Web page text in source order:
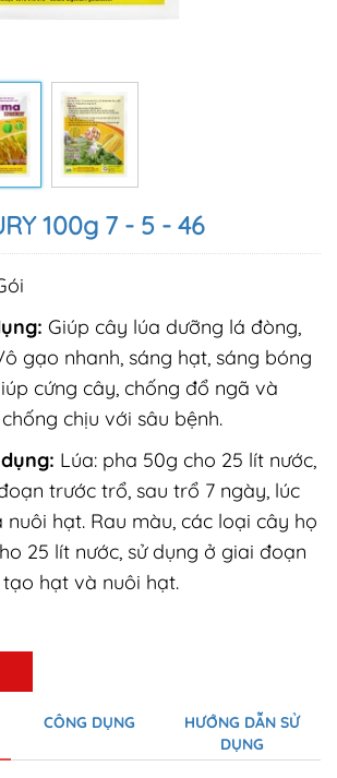
100g 7 - 5 - 46
Giúp cây lúa dưỡng lá đòng,
gạo nhanh, sáng hạt, sáng bóng
cứng cây, chống đổ ngã và
chịu với sâu bệnh.
Lúa: pha 50g cho 25 lít nước,
trước trổ, sau trổ 7 ngày, lúc
nuôi hạt. Rau màu, các loại cây họ
25 lít nước, sử dụng ở giai đoạn
hạt và nuôi hạt.
CÔNG DỤNG
HƯỚNG DẪN SỬ
DỤNG